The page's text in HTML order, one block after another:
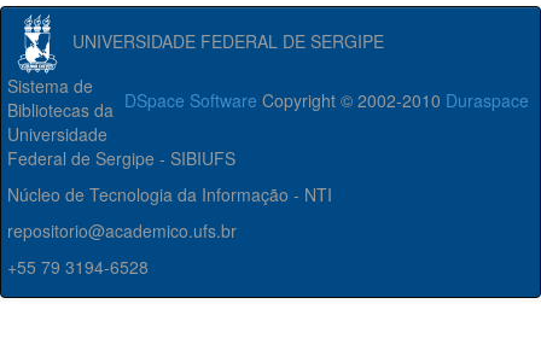
UNIVERSIDADE FEDERAL DE SERGIPE
DSpace Software Copyright © 2002-2010 Duraspace
Sistema de
Bibliotecas da
Universidade
Federal de Sergipe - SIBIUFS
Núcleo de Tecnologia da Informação - NTI
repositorio@academico.ufs.br
+55 79 3194-6528